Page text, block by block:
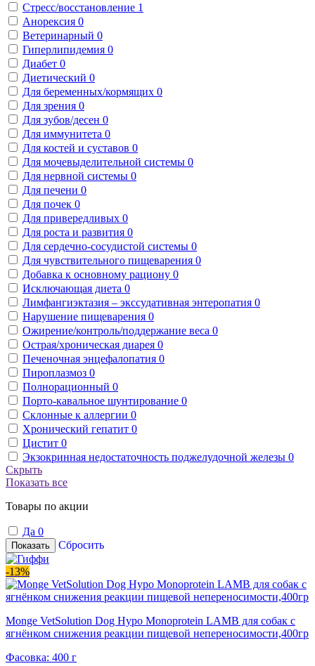
Стресс/восстановление 1
Анорексия 0
Ветеринарный 0
Гиперлипидемия 0
Диабет 0
Диетический 0
Для беременных/кормящих 0
Для зрения 0
Для зубов/десен 0
Для иммунитета 0
Для костей и суставов 0
Для мочевыделительной системы 0
Для нервной системы 0
Для печени 0
Для почек 0
Для привередливых 0
Для роста и развития 0
Для сердечно-сосудистой системы 0
Для чувствительного пищеварения 0
Добавка к основному рациону 0
Исключающая диета 0
Лимфангиэктазия – экссудативная энтеропатия 0
Нарушение пищеварения 0
Ожирение/контроль/поддержание веса 0
Острая/хроническая диарея 0
Печеночная энцефалопатия 0
Пироплазмоз 0
Полнорационный 0
Порто-кавальное шунтирование 0
Склонные к аллергии 0
Хронический гепатит 0
Цистит 0
Экзокринная недостаточность поджелудочной железы 0
Скрыть
Показать все
Товары по акции
Да 0
Показать Сбросить
-13%
Monge VetSolution Dog Hypo Monoprotein LAMB для собак с
ягнёнком снижения реакции пищевой непереносимости,400гр
Фасовка: 400 г